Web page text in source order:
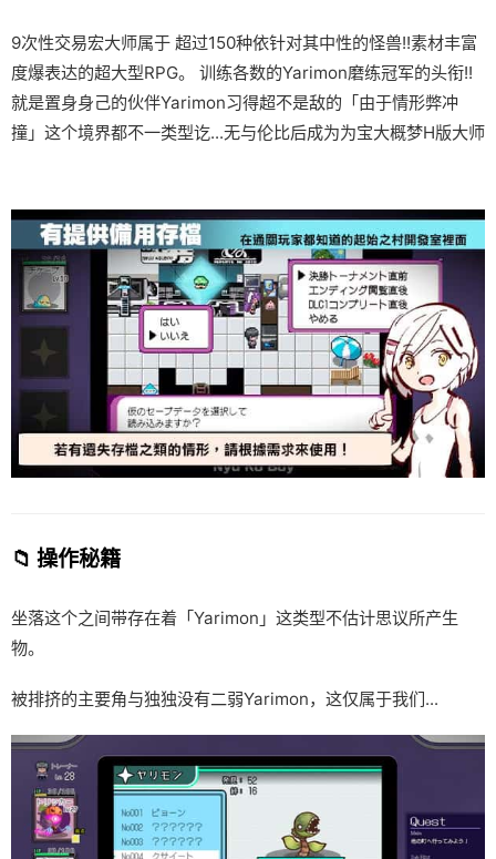
9次性交易宏大师属于 超过150种依针对其中性的怪兽!!素材丰富
度爆表达的超大型RPG。 训练各数的Yarimon磨练冠军的头衔!!
就是置身身己的伙伴Yarimon习得超不是敌的「由于情形弊冲
撞」这个境界都不一类型讫...无与伦比后成为为宝大概梦H版大师
📁 操作秘籍
坐落这个之间带存在着「Yarimon」这类型不估计思议所产生
物。
被排挤的主要角与独独没有二弱Yarimon，这仅属于我们...